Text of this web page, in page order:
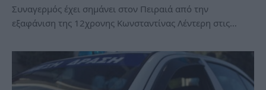
Συναγερμός έχει σημάνει στον Πειραιά από την
εξαφάνιση της 12χρονης Κωνσταντίνας Λέντερη στις…